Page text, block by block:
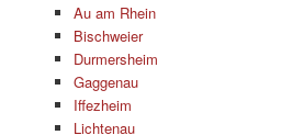
Au am Rhein
Bischweier
Durmersheim
Gaggenau
Iffezheim
Lichtenau